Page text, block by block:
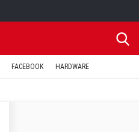
FACEBOOK HARDWARE